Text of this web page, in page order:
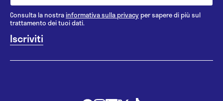
Consulta la nostrainformativa sulla privacy per sapere di più sul
trattamento dei tuoi dati.